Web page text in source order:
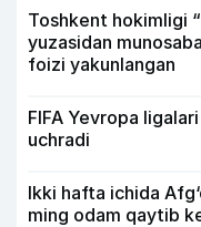
Toshkent hokimligi
yuzasidan
foizi yakunlangan
FIFA Yevropa
uchradi
Ikki hafta ichida
ming odam qaytib